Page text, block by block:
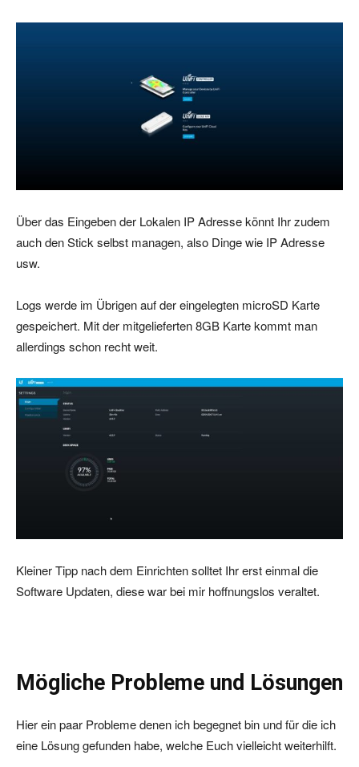
Über das Eingeben der Lokalen IP Adresse könnt Ihr zudem
auch den Stick selbst managen, also Dinge wie IP Adresse
usw.
Logs werde im Übrigen auf der eingelegten microSD Karte
gespeichert. Mit der mitgelieferten 8GB Karte kommt man
allerdings schon recht weit.
Kleiner Tipp nach dem Einrichten solltet Ihr erst einmal die
Software Updaten, diese war bei mir hoffnungslos veraltet.
Mögliche Probleme und Lösungen
Hier ein paar Probleme denen ich begegnet bin und für die ich
eine Lösung gefunden habe, welche Euch vielleicht weiterhilft.